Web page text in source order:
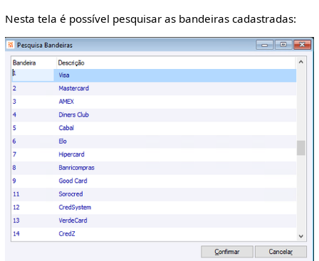
Nesta tela é possível pesquisar as bandeiras cadastradas: